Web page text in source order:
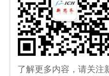
了解更多内容，请关注